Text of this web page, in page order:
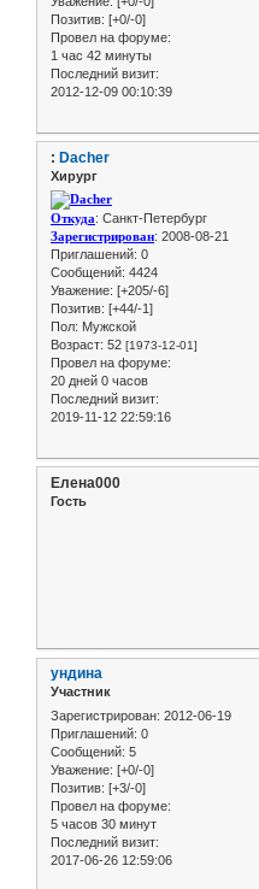
Позитив: [+0/-0]
Провел на форуме:
1 час 42 минуты
Последний визит:
2012-12-09 00:10:39
: Dacher
Хирург
Откуда: Санкт-Петербург
Зарегистрирован: 2008-08-21
Приглашений: 0
Сообщений: 4424
Уважение: [+205/-6]
Позитив: [+44/-1]
Пол: Мужской
Возраст: 52 [1973-12-01]
Провел на форуме:
20 дней 0 часов
Последний визит:
2019-11-12 22:59:16
Елена000
Гость
ундина
Участник
Зарегистрирован: 2012-06-19
Приглашений: 0
Сообщений: 5
Уважение: [+0/-0]
Позитив: [+3/-0]
Провел на форуме:
5 часов 30 минут
Последний визит:
2017-06-26 12:59:06